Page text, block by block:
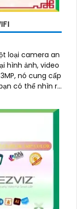
loại camera an
hình ảnh, video
có thể nhìn rõ